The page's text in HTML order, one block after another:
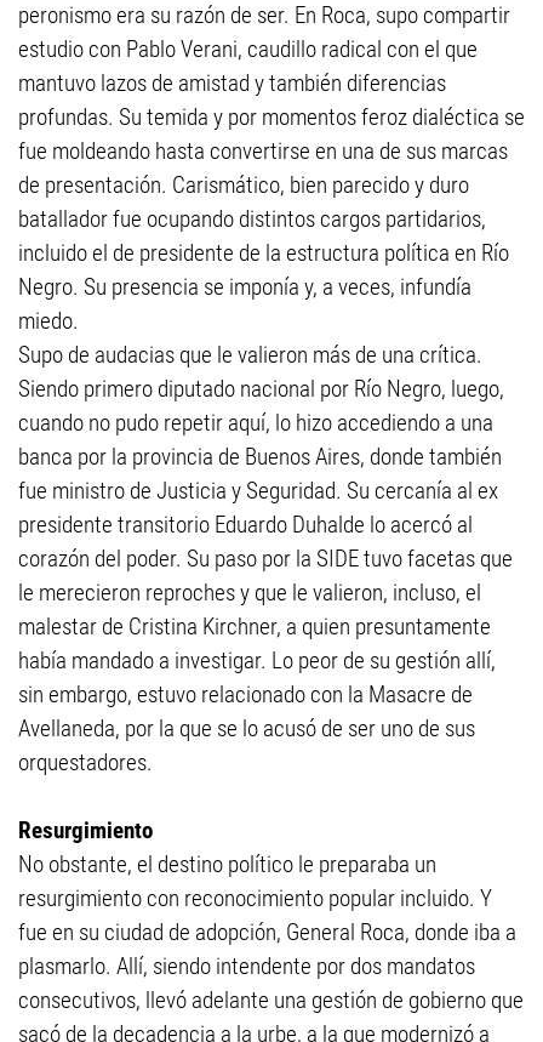
peronismo era su razón de ser. En Roca, supo compartir
estudio con Pablo Verani, caudillo radical con el que
mantuvo lazos de amistad y también diferencias
profundas. Su temida y por momentos feroz dialéctica se
fue moldeando hasta convertirse en una de sus marcas
de presentación. Carismático, bien parecido y duro
batallador fue ocupando distintos cargos partidarios,
incluido el de presidente de la estructura política en Río
Negro. Su presencia se imponía y, a veces, infundía
miedo.
Supo de audacias que le valieron más de una crítica.
Siendo primero diputado nacional por Río Negro, luego,
cuando no pudo repetir aquí, lo hizo accediendo a una
banca por la provincia de Buenos Aires, donde también
fue ministro de Justicia y Seguridad. Su cercanía al ex
presidente transitorio Eduardo Duhalde lo acercó al
corazón del poder. Su paso por la SIDE tuvo facetas que
le merecieron reproches y que le valieron, incluso, el
malestar de Cristina Kirchner, a quien presuntamente
había mandado a investigar. Lo peor de su gestión allí,
sin embargo, estuvo relacionado con la Masacre de
Avellaneda, por la que se lo acusó de ser uno de sus
orquestadores.
Resurgimiento
No obstante, el destino político le preparaba un
resurgimiento con reconocimiento popular incluido. Y
fue en su ciudad de adopción, General Roca, donde iba a
plasmarlo. Allí, siendo intendente por dos mandatos
consecutivos, llevó adelante una gestión de gobierno que
sacó de la decadencia a la urbe, a la que modernizó a